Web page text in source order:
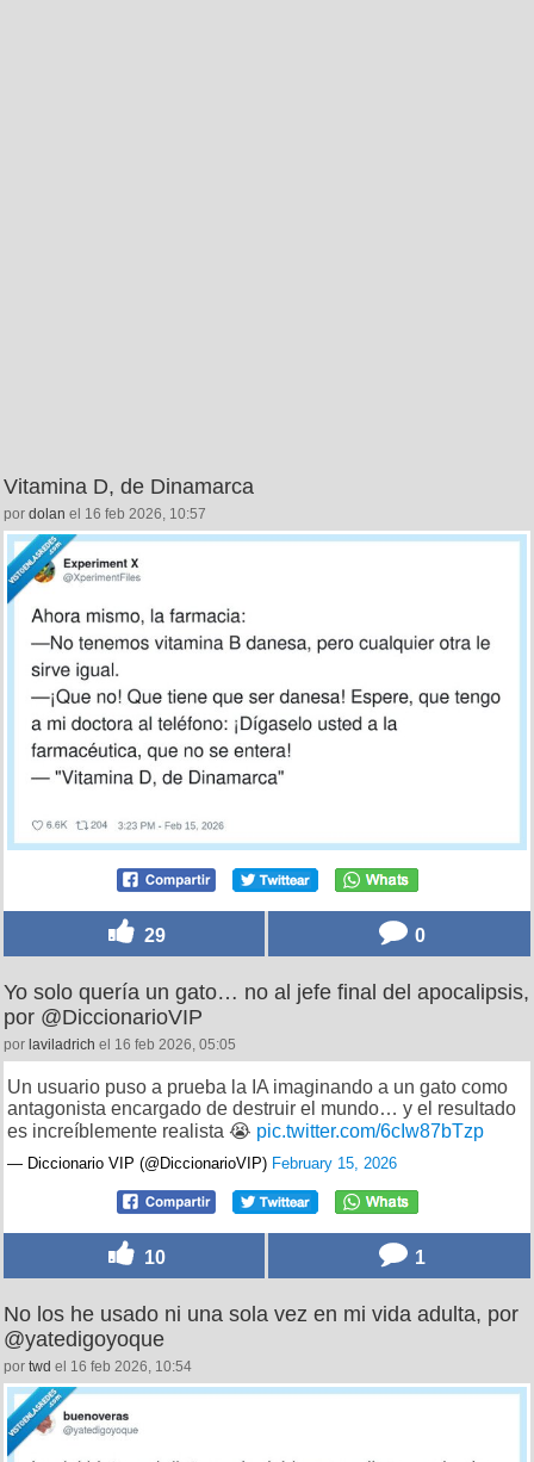
Vitamina D, de Dinamarca
por dolan el 16 feb 2026, 10:57
29 0
Yo solo quería un gato… no al jefe final del apocalipsis,
por @DiccionarioVIP
por laviladrich el 16 feb 2026, 05:05
Un usuario puso a prueba la IA imaginando a un gato como
antagonista encargado de destruir el mundo… y el resultado
es increíblemente realista 😭 pic.twitter.com/6cIw87bTzp
— Diccionario VIP (@DiccionarioVIP) February 15, 2026
10 1
No los he usado ni una sola vez en mi vida adulta, por
@yatedigoyoque
por twd el 16 feb 2026, 10:54